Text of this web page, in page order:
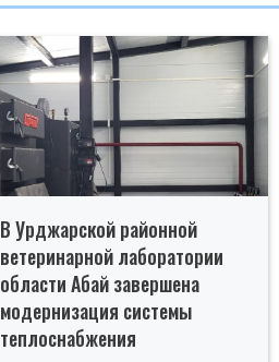
В Урджарской районной
ветеринарной лаборатории
области Абай завершена
модернизация системы
теплоснабжения